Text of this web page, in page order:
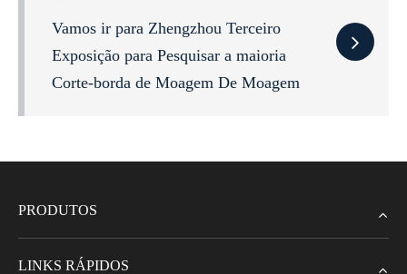
Vamos ir para Zhengzhou Terceiro
Exposição para Pesquisar a maioria
Corte-borda de Moagem De Moagem
PRODUTOS
LINKS RÁPIDOS